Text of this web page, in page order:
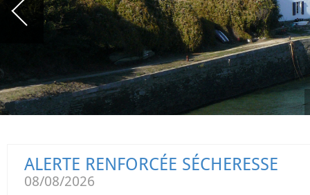
ALERTE RENFORCÉE SÉCHERESSE
08/08/2026